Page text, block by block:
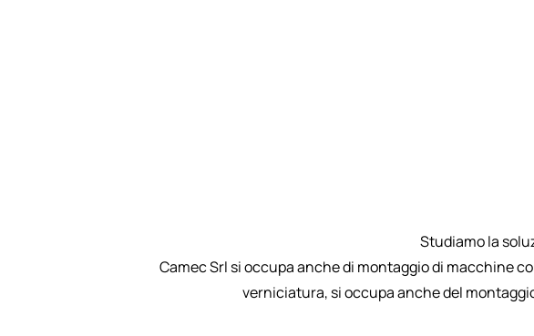
Studiamo la
Camec Srl si occupa anche di montaggio di macchine
verniciatura, si occupa anche del